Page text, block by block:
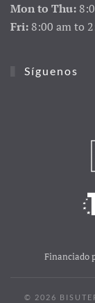
Mon to Thu:
Fri: 8:00 am to
Síguenos
Financiado
© 2026